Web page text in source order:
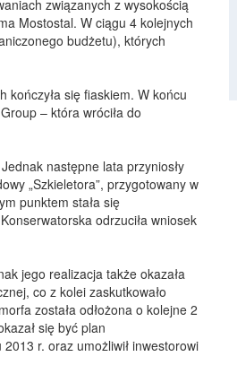
związanych z wysokością
Mostostal. W ciągu 4 kolejnych
budżetu), których
kończyła się fiaskiem. W końcu
– która wróciła do
następne lata przyniosły
„Szkieletora”, przygotowany w
punktem stała się
odrzuciła wniosek
jego realizacja także okazała
co z kolei zaskutkowało
została odłożona o kolejne 2
się być plan
r. oraz umożliwił inwestorowi